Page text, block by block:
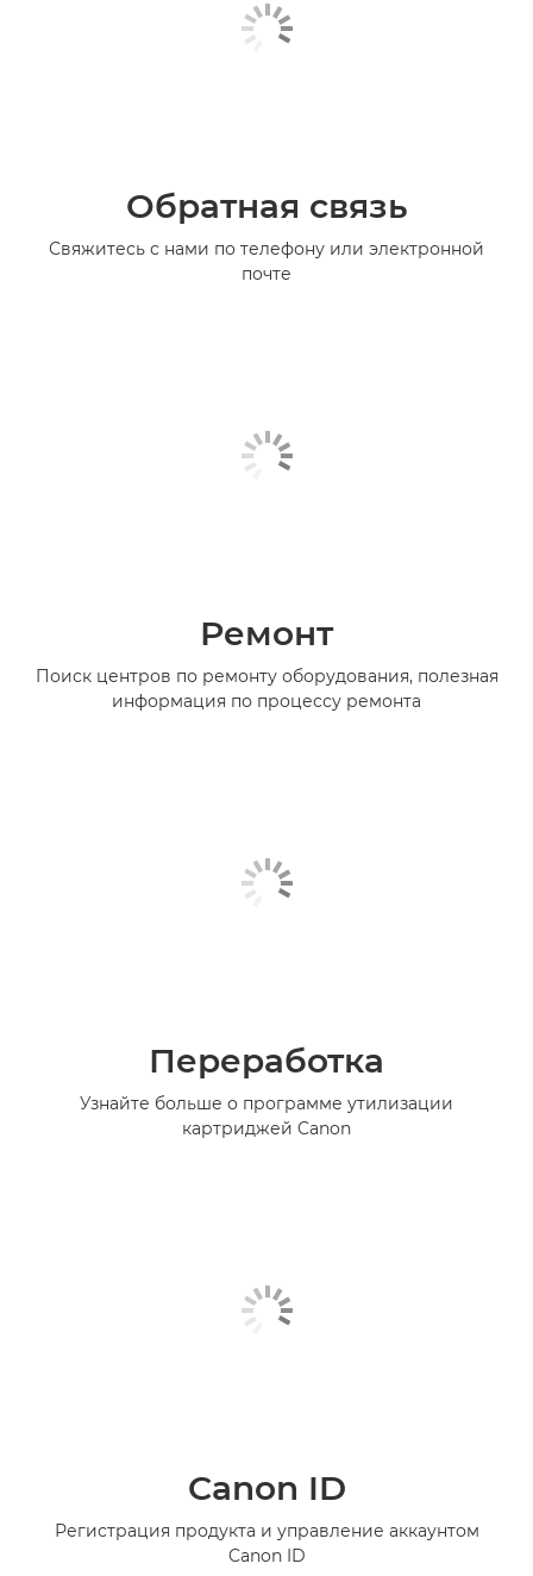
Обратная связь
Свяжитесь с нами по телефону или электронной
почте
Ремонт
Поиск центров по ремонту оборудования, полезная
информация по процессу ремонта
Переработка
Узнайте больше о программе утилизации
картриджей Canon
Canon ID
Регистрация продукта и управление аккаунтом
Canon ID